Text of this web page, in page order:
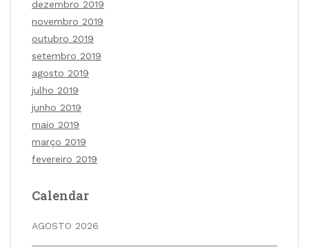
dezembro 2019
novembro 2019
outubro 2019
setembro 2019
agosto 2019
julho 2019
junho 2019
maio 2019
março 2019
fevereiro 2019
Calendar
AGOSTO 2026